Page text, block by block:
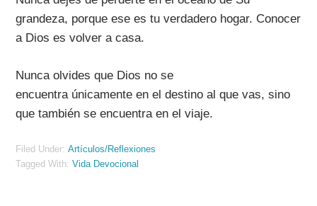
grandeza, porque ese es tu verdadero hogar. Conocer
a Dios es volver a casa.
Nunca olvides que Dios no se
encuentra únicamente en el destino al que vas, sino
que también se encuentra en el viaje.
Filed Under:Artículos/Reflexiones
Tagged With:Vida Devocional